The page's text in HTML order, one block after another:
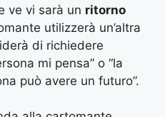
ve vi sarà un ritorno
utilizzerà un’altra
di richiedere
mi pensa” o “la
può avere un futuro”.